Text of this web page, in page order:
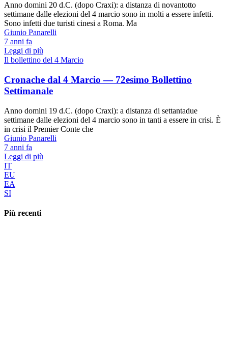
Anno domini 20 d.C. (dopo Craxi): a distanza di novantotto
settimane dalle elezioni del 4 marcio sono in molti a essere infetti.
Sono infetti due turisti cinesi a Roma. Ma
Giunio Panarelli
7 anni fa
Leggi di più
Il bollettino del 4 Marcio
Cronache dal 4 Marcio — 72esimo Bollettino
Settimanale
Anno domini 19 d.C. (dopo Craxi): a distanza di settantadue
settimane dalle elezioni del 4 marcio sono in tanti a essere in crisi. È
in crisi il Premier Conte che
Giunio Panarelli
7 anni fa
Leggi di più
IT
EU
EA
SI
Più recenti